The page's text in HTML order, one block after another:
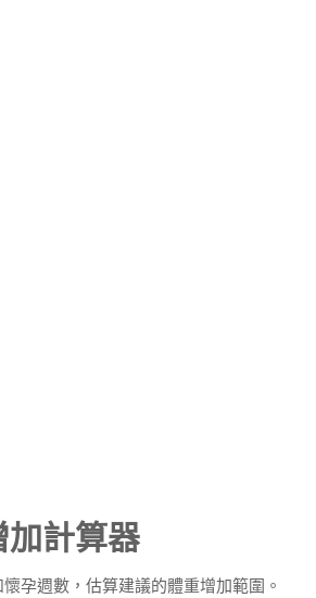
加計算器
孕週數，估算建議的體重增加範圍。